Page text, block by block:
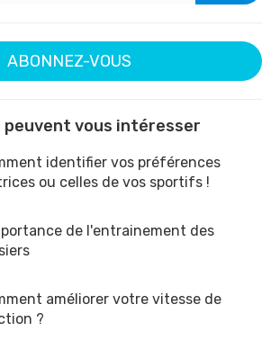
ABONNEZ-VOUS
vous intéresser
identifier vos préférences
ou celles de vos sportifs !
de l'entrainement des
améliorer votre vitesse de
?